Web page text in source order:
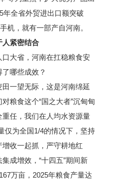
年全省外贸进出口额突破
机，就有一部产自河南。
人紧密结合
大省，河南在扛稳粮食安
哪些成效？
一望无际，这是河南绵延
粮食这个“国之大者”沉甸甸
任，我们在人均水资源量
仅为全国1/4的情况下，坚持
收一起抓，严守耕地红
成增效，“十四五”期间新
万亩，2025年粮食产量达